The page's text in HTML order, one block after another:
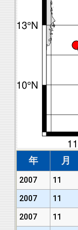
年 月
2007 11
2007
11
2007
11